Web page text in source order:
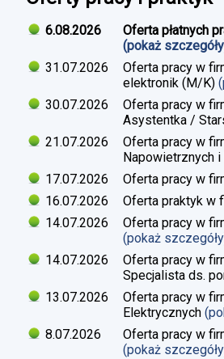
6.08.2026
Oferta płatnych
(pokaż
31.07.2026
Oferta pracy w
elektronik (M/K)
30.07.2026
Oferta pracy w
Asystentka /
21.07.2026
Oferta pracy w
Napowietrznych
17.07.2026
Oferta pracy w
16.07.2026
Oferta praktyk w
14.07.2026
Oferta pracy w
(pokaż
14.07.2026
Oferta pracy w
Specjalista ds.
13.07.2026
Oferta pracy w
Elektrycznych
8.07.2026
Oferta pracy w
(pokaż